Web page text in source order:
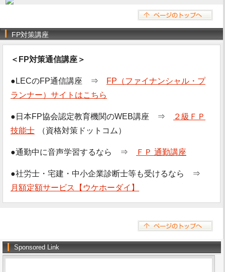
FP対策講座
＜FP対策通信講座＞
●LECのFP通信講座 ⇒
FP（ファイナンシャル・プ
ランナー）サイトはこちら
●日本FP協会認定教育機関のWEB講座 ⇒
２級ＦＰ
技能士
（資格対策ドットコム）
●通勤中に音声学習するなら ⇒ ＦＰ 通勤講座
●社労士・宅建・中小企業診断士等も受けるなら ⇒
月額定額サービス【ウケホーダイ】
Sponsored Link